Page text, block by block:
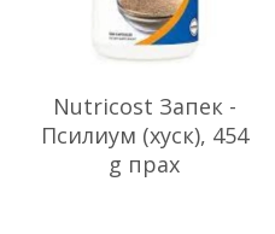
Nutricost Запек -
Псилиум (хуск), 454
g прах